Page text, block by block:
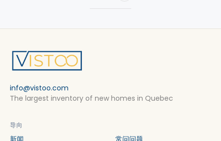
info@vistoo.com
The largest inventory of new homes in Quebec
导向
新闻 常问问题